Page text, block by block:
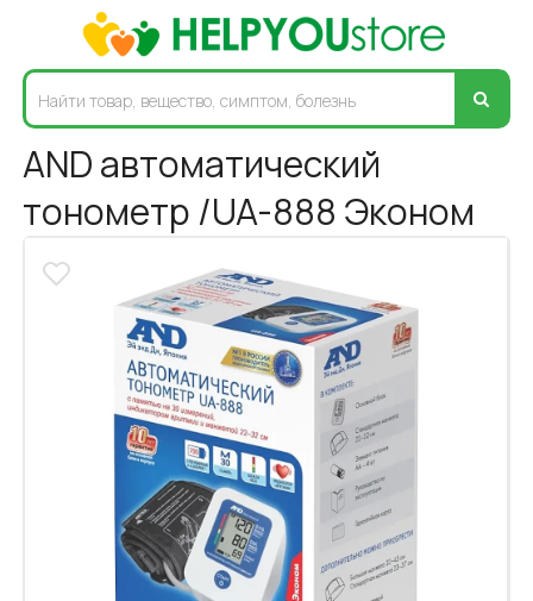
AND автоматический
тонометр /UA-888 Эконом